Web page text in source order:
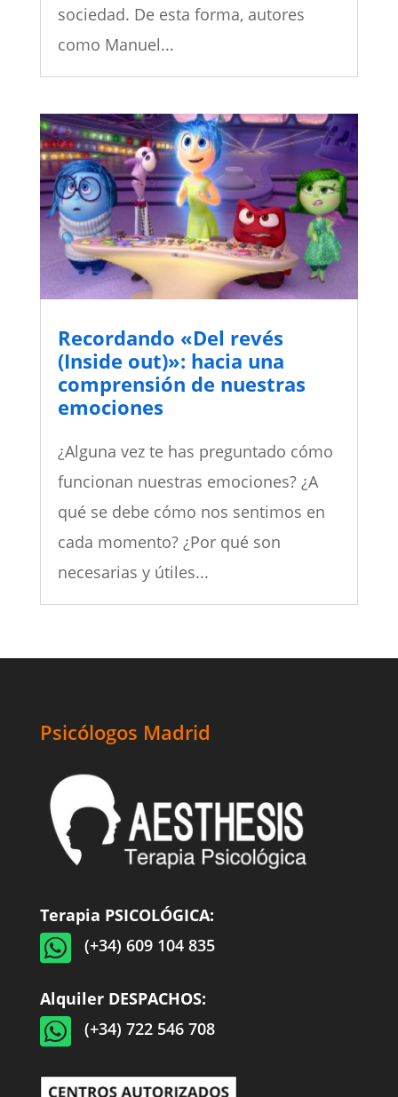
sociedad. De esta forma, autores
como Manuel...
Recordando «Del revés
(Inside out)»: hacia una
comprensión de nuestras
emociones
¿Alguna vez te has preguntado cómo
funcionan nuestras emociones? ¿A
qué se debe cómo nos sentimos en
cada momento? ¿Por qué son
necesarias y útiles...
Psicólogos Madrid
Terapia PSICOLÓGICA:
 (+34) 609 104 835
Alquiler DESPACHOS:
 (+34) 722 546 708